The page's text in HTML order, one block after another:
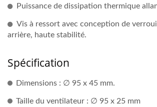
Puissance de dissipation thermique
Vis à ressort avec conception de
arrière, haute stabilité.
Spécification
Dimensions : ∅ 95 x 45 mm.
Taille du ventilateur : ∅ 95 x 25 mm